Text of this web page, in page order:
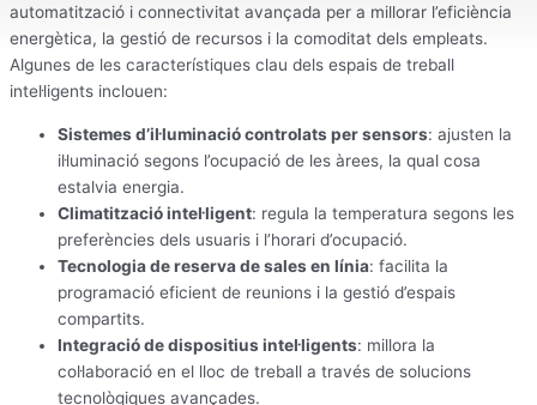
automatització i connectivitat avançada per a millorar l’eficiència
energètica, la gestió de recursos i la comoditat dels empleats.
Algunes de les característiques clau dels espais de treball
intel·ligents inclouen:
Sistemes d’il·luminació controlats per sensors: ajusten la
il·luminació segons l’ocupació de les àrees, la qual cosa
estalvia energia.
Climatització intel·ligent: regula la temperatura segons les
preferències dels usuaris i l’horari d’ocupació.
Tecnologia de reserva de sales en línia: facilita la
programació eficient de reunions i la gestió d’espais
compartits.
Integració de dispositius intel·ligents: millora la
col·laboració en el lloc de treball a través de solucions
tecnològiques avançades.